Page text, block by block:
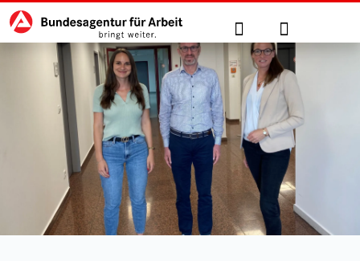
zu den Hauptinhalten springen
Hauptnavigation Suche Anmelden